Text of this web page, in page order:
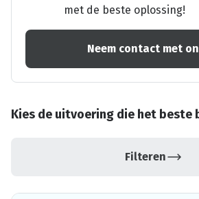
met de beste oplossing!
Neem contact met
Kies de uitvoering die het beste
Filteren